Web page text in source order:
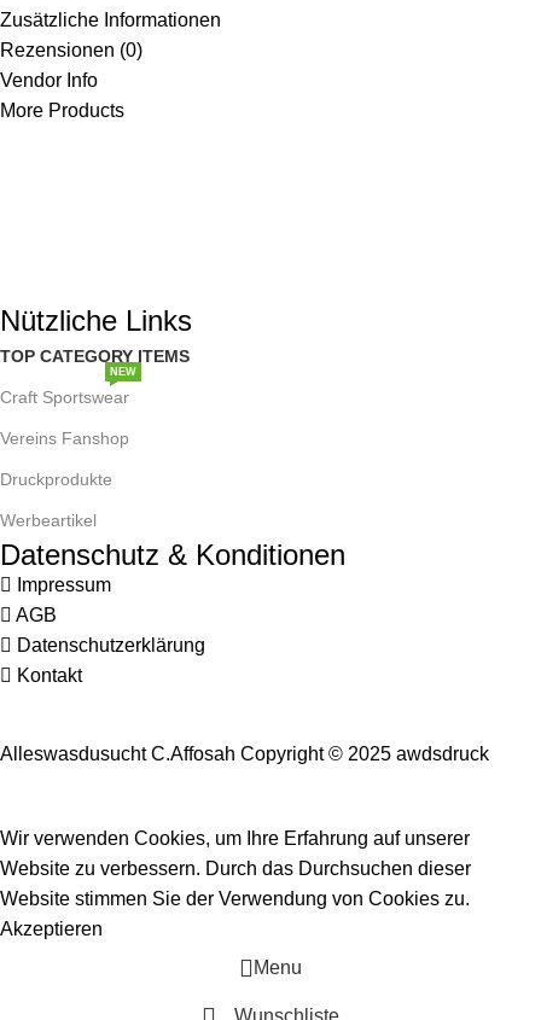
Zusätzliche Informationen
Rezensionen (0)
Vendor Info
More Products
Nützliche Links
TOP CATEGORY ITEMS
Craft Sportswear
NEW
Vereins Fanshop
Druckprodukte
Werbeartikel
Datenschutz & Konditionen
Impressum
AGB
Datenschutzerklärung
Kontakt
Alleswasdusucht C.Affosah Copyright © 2025 awdsdruck
Wir verwenden Cookies, um Ihre Erfahrung auf unserer
Website zu verbessern. Durch das Durchsuchen dieser
Website stimmen Sie der Verwendung von Cookies zu.
Akzeptieren
Menu
Wunschliste